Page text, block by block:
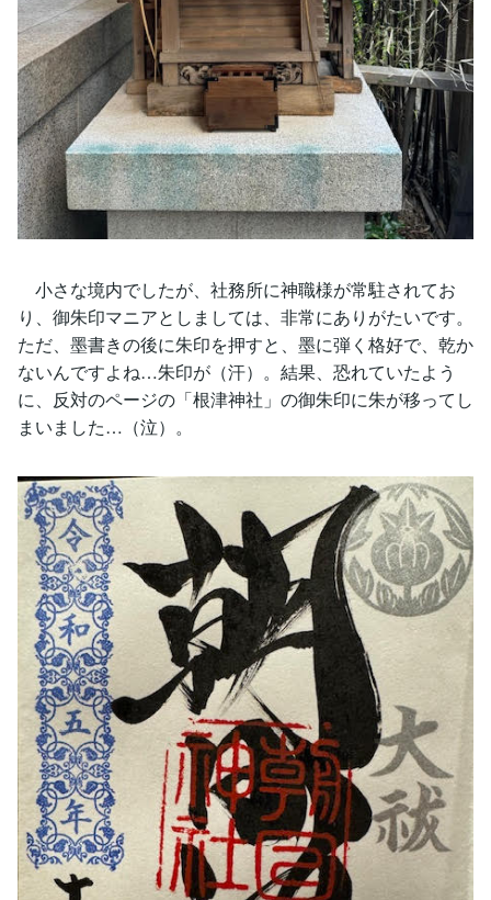
小さな境内でしたが、社務所に神職様が常駐されてお
り、御朱印マニアとしましては、非常にありがたいです。
ただ、墨書きの後に朱印を押すと、墨に弾く格好で、乾か
ないんですよね…朱印が（汗）。結果、恐れていたよう
に、反対のページの「根津神社」の御朱印に朱が移ってし
まいました…（泣）。